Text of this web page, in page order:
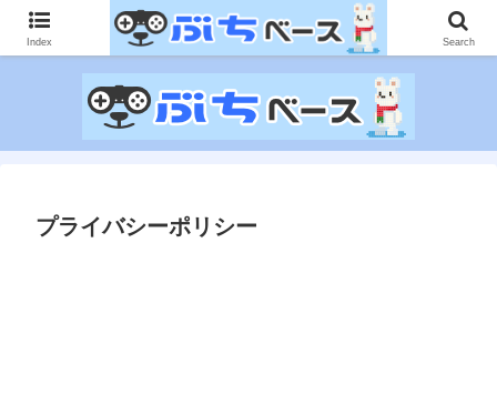
ゲームに課金して得た情報をゲーム記事に仕上げて、収益以上の課金をする無
限機関サイトです。
プライバシーポリシー
Index Search